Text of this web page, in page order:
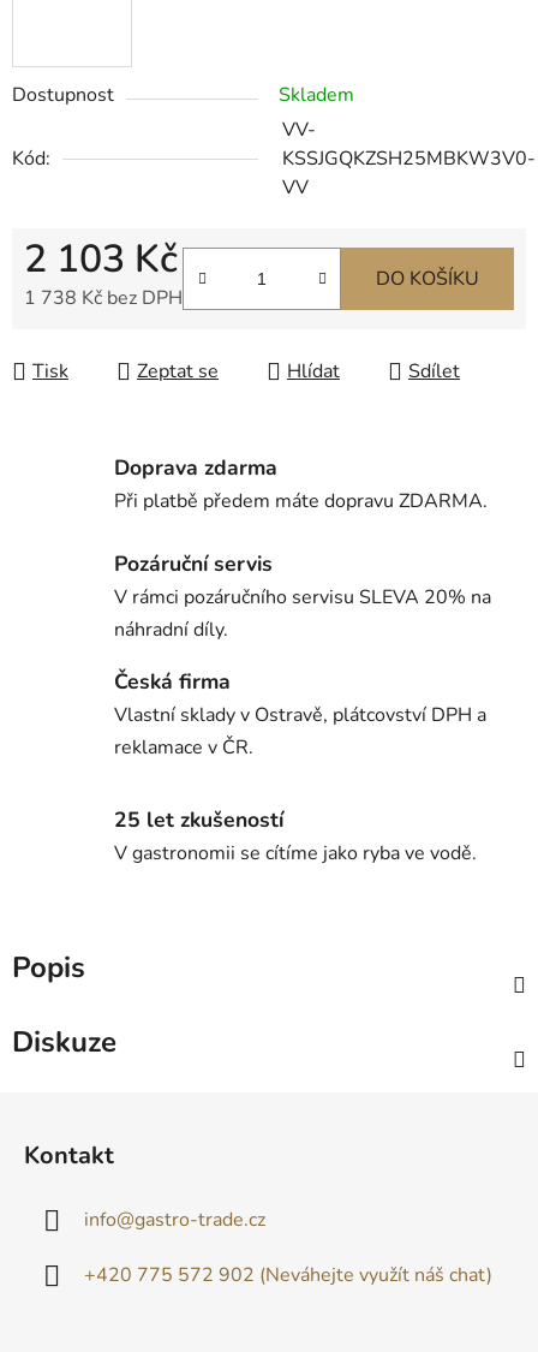
Dostupnost Skladem
Kód:
VV-
KSSJGQKZSH25MBKW3V0-
VV
2 103 Kč
1 738 Kč bez DPH
DO KOŠÍKU
Tisk Zeptat se Hlídat Sdílet
Doprava zdarma
Při platbě předem máte dopravu ZDARMA.
Pozáruční servis
V rámci pozáručního servisu SLEVA 20% na
náhradní díly.
Česká firma
Vlastní sklady v Ostravě, plátcovství DPH a
reklamace v ČR.
25 let zkušeností
V gastronomii se cítíme jako ryba ve vodě.
Popis
Diskuze
Kontakt
info@gastro-trade.cz
+420 775 572 902 (Neváhejte využít náš chat)